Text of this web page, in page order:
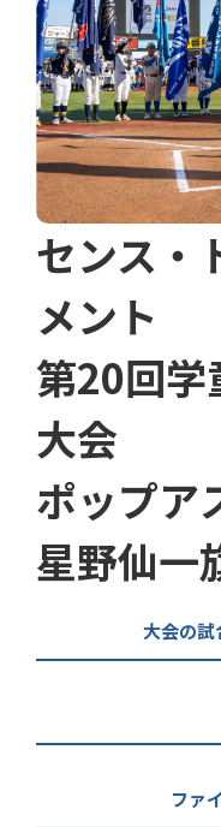
センス・
メント
第20回学
大会
ポップア
星野仙一
大会の試
ファ